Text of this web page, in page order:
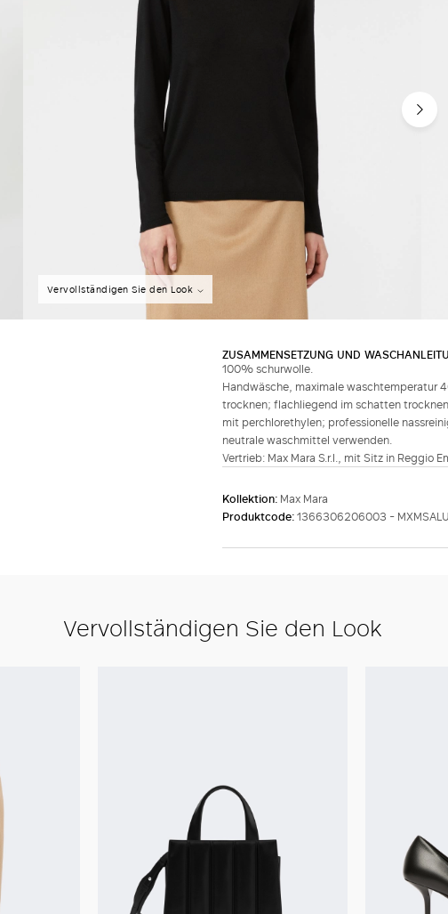
Vervollständigen Sie den Look
ZUSAMMENSETZUNG UND
100% schurwolle.
Handwäsche, maximale waschtemperatur
trocknen; flachliegend im schatten
mit perchlorethylen; professionelle
neutrale waschmittel verwenden.
Vertrieb: Max Mara S.r.l., mit Sitz in Reggio
Kollektion: Max Mara
Produktcode:1366306206003 -
Vervollständigen Sie den Look